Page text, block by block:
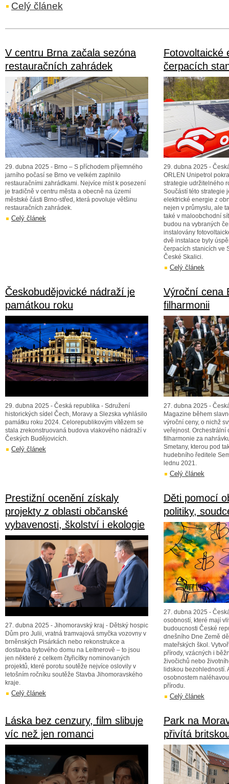
Celý článek
V centru Brna začala sezóna
restauračních zahrádek
29. dubna 2025 - Brno – S příchodem příjemného
jarního počasí se Brno ve velkém zaplnilo
restauračními zahrádkami. Nejvíce míst k posezení
je tradičně v centru města a obecně na území
městské části Brno-střed, která povoluje většinu
restauračních zahrádek.
Celý článek
Fotovoltaické
čerpacích
29. dubna 2025 -
ORLEN Unipetrol
strategie udržitelného
Součástí této strategie
elektrické energie z
nejen v průmyslu, ale
také v maloobchodní
budou na vybraných
instalovány
dvě instalace byly
čerpacích stanicích ve
České Skalici.
Celý článek
Českobudějovické nádraží je
památkou roku
29. dubna 2025 - Česká republika - Sdružení
historických sídel Čech, Moravy a Slezska vyhlásilo
památku roku 2024. Celorepublikovým vítězem se
stala zrekonstruovaná budova vlakového nádraží v
Českých Budějovicích.
Celý článek
Výroční cena
filharmonii
27. dubna 2025 -
Magazine během
výroční ceny, o nichž
veřejnost. Orchestrální
filharmonie za
Smetany, kterou pod
hudebního ředitele
lednu 2021.
Celý článek
Prestižní ocenění získaly
projekty z oblasti občanské
vybavenosti, školství i ekologie
27. dubna 2025 - Jihomoravský kraj - Dětský hospic
Dům pro Julii, vratná tramvajová smyčka vozovny v
brněnských Pisárkách nebo rekonstrukce a
dostavba bytového domu na Leitnerově – to jsou
jen některé z celkem čtyřicítky nominovaných
projektů, které porotu soutěže nejvíce oslovily v
letošním ročníku soutěže Stavba Jihomoravského
kraje.
Celý článek
Děti pomocí
politiky,
27. dubna 2025 -
osobností, které mají
budoucnosti České
dnešního Dne Země
mateřských škol.
přírody, vzácných i
živočichů nebo
lidskou bezohledností.
osobnostem
přírodu.
Celý článek
Láska bez cenzury, film slibuje
víc než jen romanci
Park na
přivítá